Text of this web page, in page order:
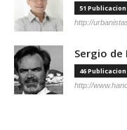
51
http://
Sergio de
46
http://